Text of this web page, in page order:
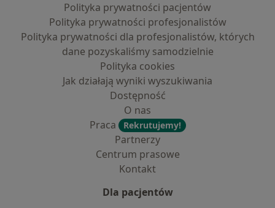
Polityka prywatności pacjentów
Polityka prywatności profesjonalistów
Polityka prywatności dla profesjonalistów, których
dane pozyskaliśmy samodzielnie
Polityka cookies
Jak działają wyniki wyszukiwania
Dostępność
O nas
Praca
Rekrutujemy!
Partnerzy
Centrum prasowe
Kontakt
Dla pacjentów